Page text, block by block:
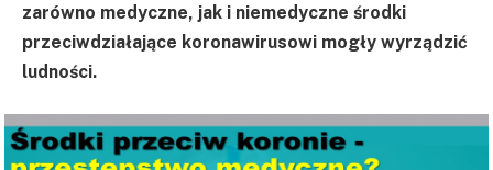
zarówno medyczne, jak i niemedyczne środki
przeciwdziałające koronawirusowi mogły wyrządzić
ludności.